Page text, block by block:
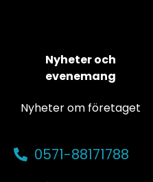
Nyheter och
evenemang
Nyheter om företaget
0571-88171788